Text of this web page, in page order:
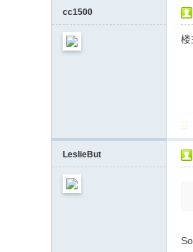
cc1500
楼
LeslieBut